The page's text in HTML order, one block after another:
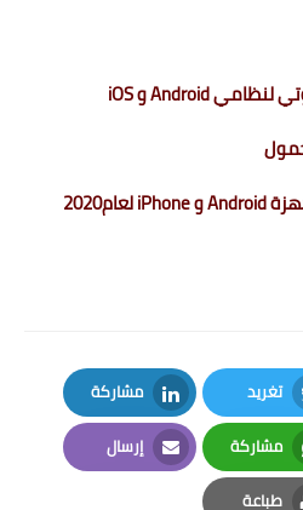
تغريد
Twitter
مشاركة
LinkedIn
مشاركة
Whatsapp
إرسال
Email
طباعة